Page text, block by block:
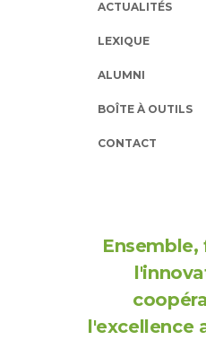
ACTUALITÉS
LEXIQUE
ALUMNI
BOÎTE À OUTILS
CONTACT
Ensemble,
l'excellence